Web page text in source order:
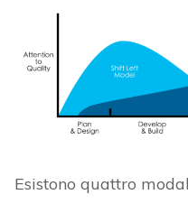
Esistono quattro